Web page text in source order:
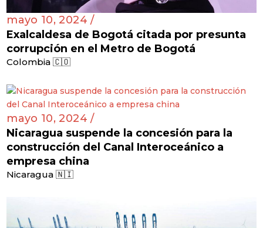
mayo 10, 2024 /
Exalcaldesa de Bogotá citada por presunta
corrupción en el Metro de Bogotá
Colombia 🇨🇴
mayo 10, 2024 /
Nicaragua suspende la concesión para la
construcción del Canal Interoceánico a
empresa china
Nicaragua 🇳🇮